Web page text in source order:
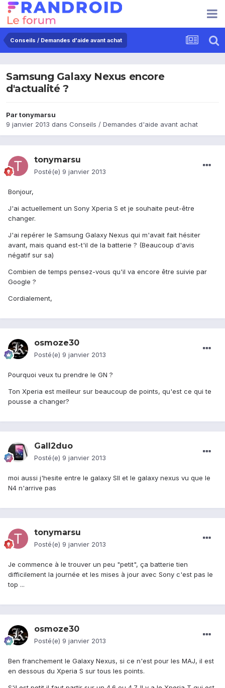
Conseils / Demandes d'aide avant achat
Samsung Galaxy Nexus encore
d'actualité ?
Partonymarsu
9 janvier 2013 dans Conseils / Demandes d'aide avant achat
tonymarsu
Posté(e) 9 janvier 2013
Bonjour,
J'ai actuellement un Sony Xperia S et je souhaite peut-être
changer.
J'ai repérer le Samsung Galaxy Nexus qui m'avait fait hésiter
avant, mais quand est-t'il de la batterie ? (Beaucoup d'avis
négatif sur sa)
Combien de temps pensez-vous qu'il va encore être suivie par
Google ?
Cordialement,
osmoze30
Posté(e) 9 janvier 2013
Pourquoi veux tu prendre le GN ?
Ton Xperia est meilleur sur beaucoup de points, qu'est ce qui te
pousse a changer?
Gall2duo
Posté(e) 9 janvier 2013
moi aussi j'hesite entre le galaxy SII et le galaxy nexus vu que le
N4 n'arrive pas
tonymarsu
Posté(e) 9 janvier 2013
Je commence à le trouver un peu "petit", ça batterie tien
difficilement la journée et les mises à jour avec Sony c'est pas le
top ...
osmoze30
Posté(e) 9 janvier 2013
Ben franchement le Galaxy Nexus, si ce n'est pour les MAJ, il est
en dessous du Xperia S sur tous les points.